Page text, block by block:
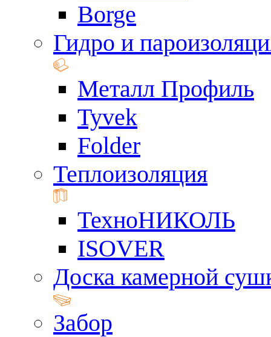
Borge
Гидро и
Металл Профиль
Tyvek
Folder
Теплоизоляция
ТехноНИКОЛЬ
ISOVER
Доска камерной
Забор